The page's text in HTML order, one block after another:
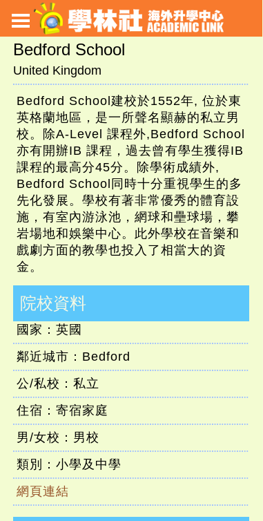
Bedford School
United Kingdom
Bedford School建校於1552年, 位於東
英格蘭地區，是一所聲名顯赫的私立男
校。除A-Level 課程外,Bedford School
亦有開辦IB 課程，過去曾有學生獲得IB
課程的最高分45分。除學術成績外,
Bedford School同時十分重視學生的多
先化發展。學校有著非常優秀的體育設
施，有室內游泳池，網球和壘球場，攀
岩場地和娛樂中心。此外學校在音樂和
戲劇方面的教學也投入了相當大的資
金。
院校資料
國家：英國
鄰近城市：Bedford
公/私校：私立
住宿：寄宿家庭
男/女校：男校
類別：小學及中學
網頁連結